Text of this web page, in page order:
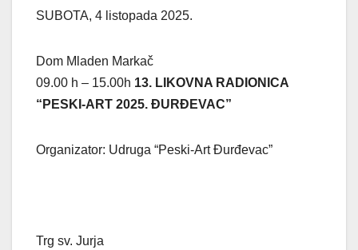
SUBOTA, 4 listopada 2025.
Dom Mladen Markač
09.00 h – 15.00h 13. LIKOVNA RADIONICA
“PESKI-ART 2025. ĐURĐEVAC”
Organizator: Udruga “Peski-Art Đurđevac”
Trg sv. Jurja